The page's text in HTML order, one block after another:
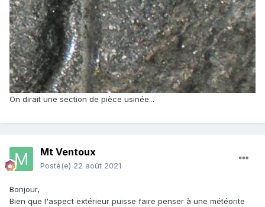
On dirait une section de pièce usinée...
Mt Ventoux
Posté(e) 22 août 2021
Bonjour,
Bien que l'aspect extérieur puisse faire penser à une météorite